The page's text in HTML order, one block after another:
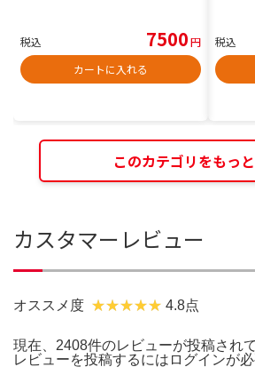
税込 7500円
カートに入れる
税込
このカテゴリをもっ
カスタマーレビュー
オススメ度 4.8点
現在、2408件のレビューが投稿されて
レビューを投稿するには ログインが必